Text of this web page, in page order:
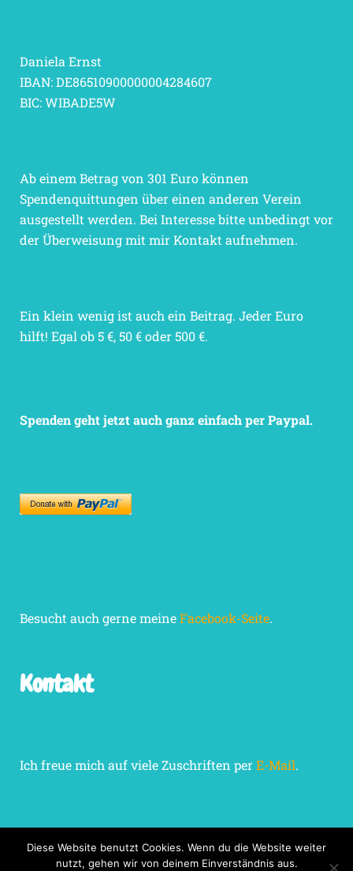
Daniela Ernst
IBAN: DE86510900000004284607
BIC: WIBADE5W
Ab einem Betrag von 301 Euro können
Spendenquittungen über einen anderen Verein
ausgestellt werden. Bei Interesse bitte unbedingt vor
der Überweisung mit mir Kontakt aufnehmen.
Ein klein wenig ist auch ein Beitrag. Jeder Euro
hilft! Egal ob 5 €, 50 € oder 500 €.
Spenden geht jetzt auch ganz einfach per Paypal.
Besucht auch gerne meineFacebook-Seite.
Kontakt
Ich freue mich auf viele Zuschriften perE-Mail.
Diese Website benutzt Cookies. Wenn du die Website weiter
nutzt, gehen wir von deinem Einverständnis aus.